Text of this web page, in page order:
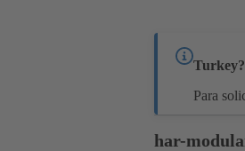
Turkey?
Para
har-